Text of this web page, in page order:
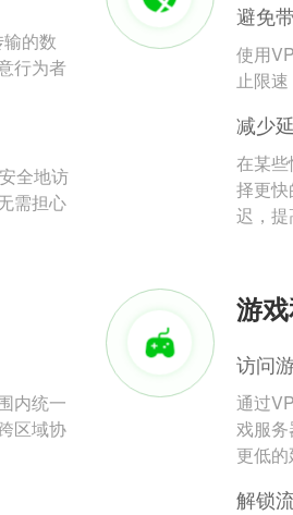
的数
行为者
全地访
需担心
避免
使用
止限
减少
在某
择更
迟，提
内统一
区域协
游
访问
通过
戏服
更低的
解锁